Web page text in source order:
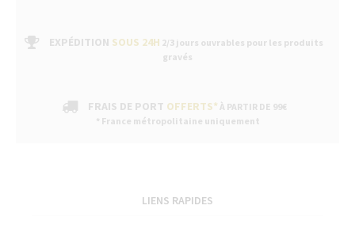
EXPÉDITION SOUS 24H 2/3 jours ouvrables pour les produits
gravés
FRAIS DE PORT OFFERTS* À PARTIR DE 99€
* France métropolitaine uniquement
LIENS RAPIDES